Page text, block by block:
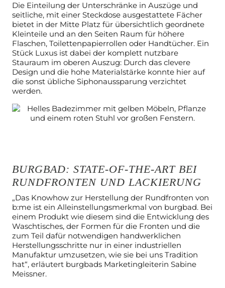
Die Einteilung der Unterschränke in Auszüge und
seitliche, mit einer Steckdose ausgestattete Fächer
bietet in der Mitte Platz für übersichtlich geordnete
Kleinteile und an den Seiten Raum für höhere
Flaschen, Toilettenpapierrollen oder Handtücher. Ein
Stück Luxus ist dabei der komplett nutzbare
Stauraum im oberen Auszug: Durch das clevere
Design und die hohe Materialstärke konnte hier auf
die sonst übliche Siphonaussparung verzichtet
werden.
BURGBAD: STATE-OF-THE-ART BEI
RUNDFRONTEN UND LACKIERUNG
„Das Knowhow zur Herstellung der Rundfronten von
b:me ist ein Alleinstellungsmerkmal von burgbad. Bei
einem Produkt wie diesem sind die Entwicklung des
Waschtisches, der Formen für die Fronten und die
zum Teil dafür notwendigen handwerklichen
Herstellungsschritte nur in einer industriellen
Manufaktur umzusetzen, wie sie bei uns Tradition
hat“, erläutert burgbads Marketingleiterin Sabine
Meissner.